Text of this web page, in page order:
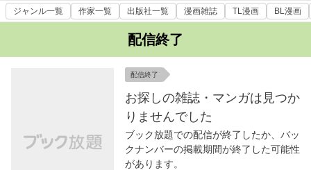
ジャンル一覧 作家一覧 出版社一覧 漫画雑誌 TL漫画 BL漫画
配信終了
配信終了
お探しの雑誌・マンガは見つか
りませんでした
ブック放題での配信が終了したか、バッ
クナンバーの掲載期間が終了した可能性
があります。